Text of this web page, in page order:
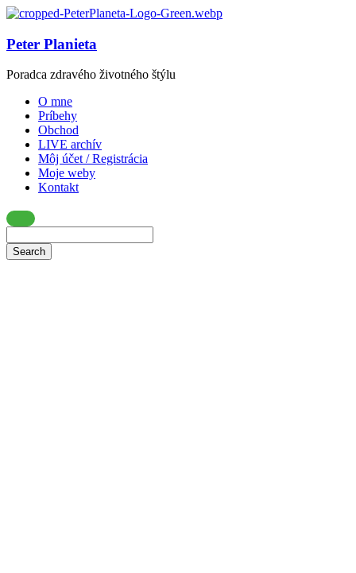
Peter Planieta
Poradca zdravého životného štýlu
O mne
Príbehy
Obchod
LIVE archív
Môj účet / Registrácia
Moje weby
Kontakt